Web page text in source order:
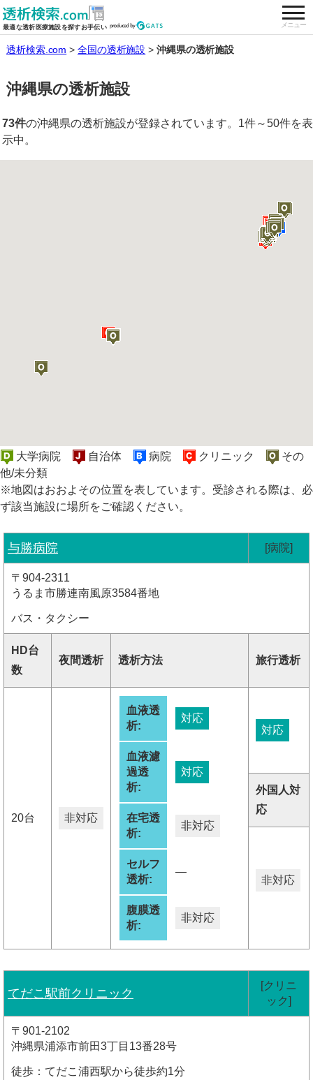
最適な透析医療施設を探すお手伝い メニュー
全国の透析施設を検索する
透析検索.com 全国の透析施設 沖縄県の透析施設
沖縄県の透析施設
73件の沖縄県の透析施設が登録されています。1件～50件を表
示中。
大学病院 自治体 病院 クリニック
その
他/未分類
※地図はおおよその位置を表しています。受診される際は、必
ず該当施設に場所をご確認ください。
与勝病院 [病院]
〒904-2311
うるま市勝連南風原3584番地
バス・タクシー
HD台
数
夜間透析 透析方法 旅行透析
20台 非対応
血液透
析:
対応
血液濾
過透
析:
対応
在宅透
析:
非対応
セルフ
透析:
―
腹膜透
析:
非対応
対応
外国人対
応
非対応
てだこ駅前クリニック
[クリニ
ック]
〒901-2102
沖縄県浦添市前田3丁目13番28号
徒歩：てだこ浦西駅から徒歩約1分